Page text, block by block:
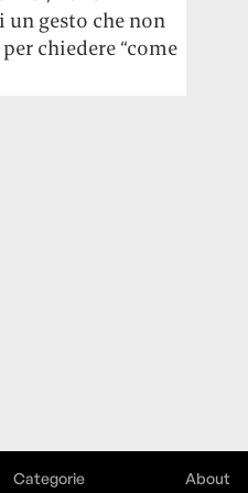
un gesto che non
chiedere “come
Categorie About